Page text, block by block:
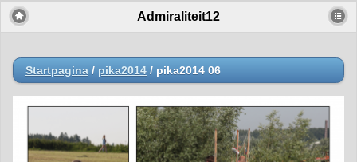
Admiraliteit12
Startpagina / pika2014 / pika2014 06